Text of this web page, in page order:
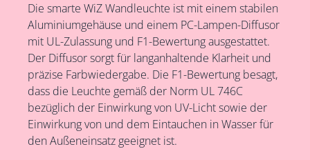
Die smarte WiZ Wandleuchte ist mit einem stabilen
Aluminiumgehäuse und einem PC-Lampen-Diffusor
mit UL-Zulassung und F1-Bewertung ausgestattet.
Der Diffusor sorgt für langanhaltende Klarheit und
präzise Farbwiedergabe. Die F1-Bewertung besagt,
dass die Leuchte gemäß der Norm UL 746C
bezüglich der Einwirkung von UV-Licht sowie der
Einwirkung von und dem Eintauchen in Wasser für
den Außeneinsatz geeignet ist.